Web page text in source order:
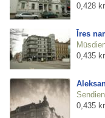
0,428
Īres
0,435
0,435